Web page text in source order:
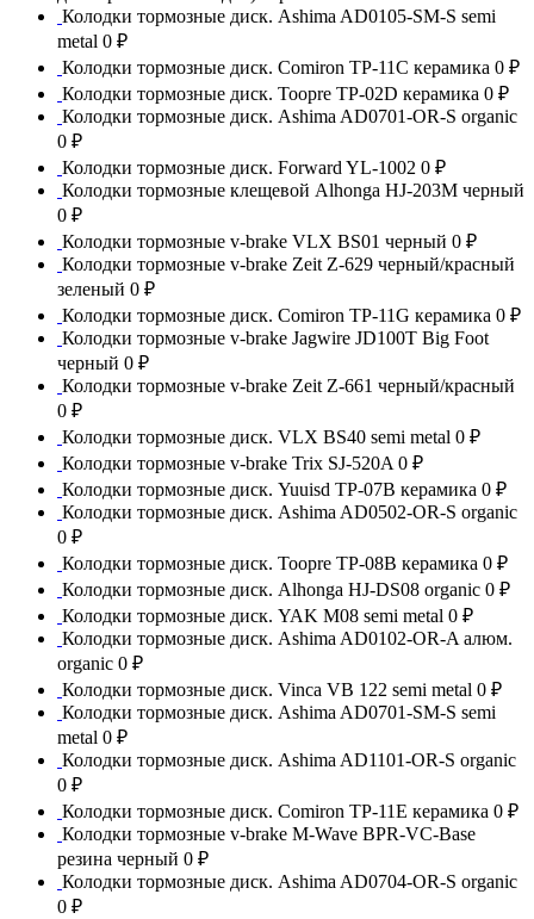
Колодки тормозные диск. Ashima AD0105-SM-S semi
metal 0 ₽
Колодки тормозные диск. Comiron TP-11C керамика 0 ₽
Колодки тормозные диск. Toopre TP-02D керамика 0 ₽
Колодки тормозные диск. Ashima AD0701-OR-S organic
0 ₽
Колодки тормозные диск. Forward YL-1002 0 ₽
Колодки тормозные клещевой Alhonga HJ-203M черный
0 ₽
Колодки тормозные v-brake VLX BS01 черный 0 ₽
Колодки тормозные v-brake Zeit Z-629 черный/красный
зеленый 0 ₽
Колодки тормозные диск. Comiron TP-11G керамика 0 ₽
Колодки тормозные v-brake Jagwire JD100T Big Foot
черный 0 ₽
Колодки тормозные v-brake Zeit Z-661 черный/красный
0 ₽
Колодки тормозные диск. VLX BS40 semi metal 0 ₽
Колодки тормозные v-brake Trix SJ-520A 0 ₽
Колодки тормозные диск. Yuuisd TP-07B керамика 0 ₽
Колодки тормозные диск. Ashima AD0502-OR-S organic
0 ₽
Колодки тормозные диск. Toopre TP-08B керамика 0 ₽
Колодки тормозные диск. Alhonga HJ-DS08 organic 0 ₽
Колодки тормозные диск. YAK M08 semi metal 0 ₽
Колодки тормозные диск. Ashima AD0102-OR-A алюм.
organic 0 ₽
Колодки тормозные диск. Vinca VB 122 semi metal 0 ₽
Колодки тормозные диск. Ashima AD0701-SM-S semi
metal 0 ₽
Колодки тормозные диск. Ashima AD1101-OR-S organic
0 ₽
Колодки тормозные диск. Comiron TP-11E керамика 0 ₽
Колодки тормозные v-brake M-Wave BPR-VC-Base
резина черный 0 ₽
Колодки тормозные диск. Ashima AD0704-OR-S organic
0 ₽